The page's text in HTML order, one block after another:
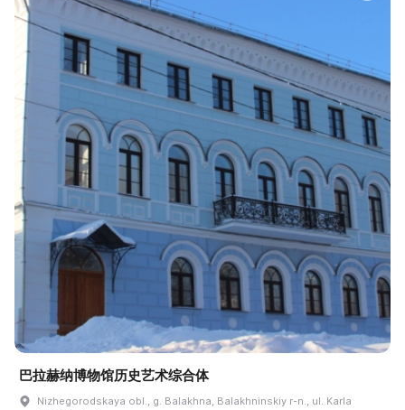
巴拉赫纳博物馆历史艺术综合体
Nizhegorodskaya obl., g. Balakhna, Balakhninskiy r-n., ul. Karla